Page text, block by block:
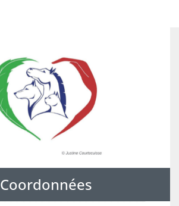
Coordonnées